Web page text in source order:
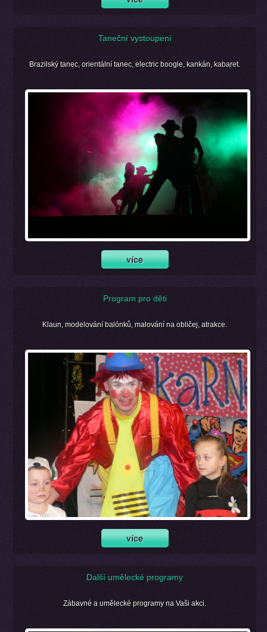
Taneční vystoupení
Brazilský tanec, orientální tanec, electric boogie, kankán, kabaret.
Program pro děti
Klaun, modelování balónků, malování na obličej, atrakce.
Další umělecké programy
Zábavné a umělecké programy na Vaši akci.